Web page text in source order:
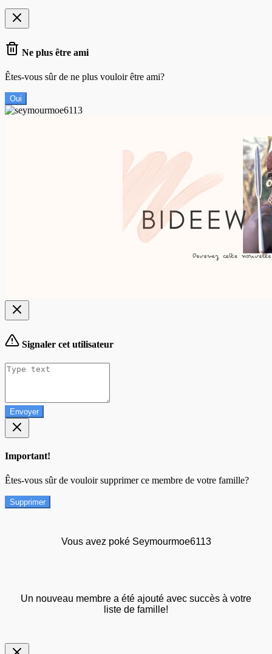
Ne plus être ami
Êtes-vous sûr de ne plus vouloir être ami?
Oui
Signaler cet utilisateur
Envoyer
Important!
Êtes-vous sûr de vouloir supprimer ce membre de votre famille?
Supprimer
Vous avez poké Seymourmoe6113
Un nouveau membre a été ajouté avec succès à votre
liste de famille!